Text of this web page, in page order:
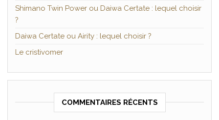
Shimano Twin Power ou Daiwa Certate : lequel choisir
?
Daiwa Certate ou Airity : lequel choisir ?
Le cristivomer
COMMENTAIRES RÉCENTS